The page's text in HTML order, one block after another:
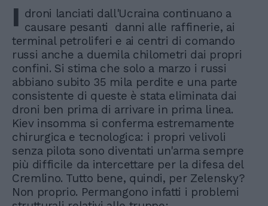
I droni lanciati dall'Ucraina continuano a
causare pesanti danni alle raffinerie, ai
terminal petroliferi e ai centri di comando
russi anche a duemila chilometri dai propri
confini. Si stima che solo a marzo i russi
abbiano subito 35 mila perdite e una parte
consistente di queste è stata eliminata dai
droni ben prima di arrivare in prima linea.
Kiev insomma si conferma estremamente
chirurgica e tecnologica: i propri velivoli
senza pilota sono diventati un'arma sempre
più difficile da intercettare per la difesa del
Cremlino. Tutto bene, quindi, per Zelensky?
Non proprio. Permangono infatti i problemi